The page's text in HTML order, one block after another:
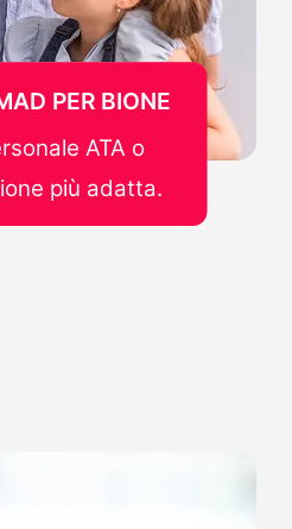
PER BIONE
ATA o
più adatta.